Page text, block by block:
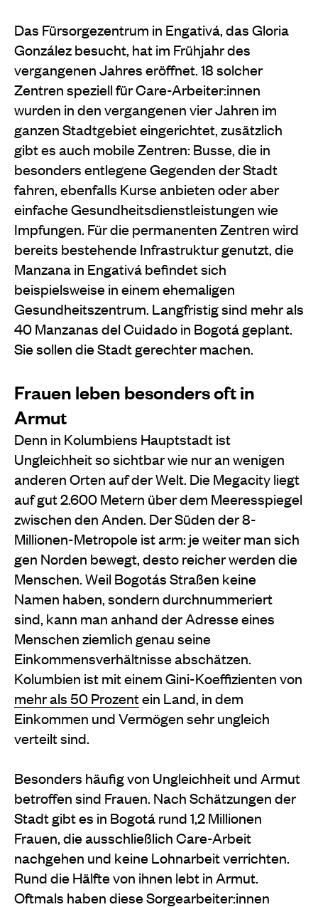
Das Fürsorgezentrum in Engativá, das Gloria
González besucht, hat im Frühjahr des
vergangenen Jahres eröffnet. 18 solcher
Zentren speziell für Care-Arbeiter:innen
wurden in den vergangenen vier Jahren im
ganzen Stadtgebiet eingerichtet, zusätzlich
gibt es auch mobile Zentren: Busse, die in
besonders entlegene Gegenden der Stadt
fahren, ebenfalls Kurse anbieten oder aber
einfache Gesundheitsdienstleistungen wie
Impfungen. Für die permanenten Zentren wird
bereits bestehende Infrastruktur genutzt, die
Manzana in Engativá befindet sich
beispielsweise in einem ehemaligen
Gesundheitszentrum. Langfristig sind mehr als
40 Manzanas del Cuidado in Bogotá geplant.
Sie sollen die Stadt gerechter machen.
Frauen leben besonders oft in
Armut
Denn in Kolumbiens Hauptstadt ist
Ungleichheit so sichtbar wie nur an wenigen
anderen Orten auf der Welt. Die Megacity liegt
auf gut 2.600 Metern über dem Meeresspiegel
zwischen den Anden. Der Süden der 8-
Millionen-Metropole ist arm: je weiter man sich
gen Norden bewegt, desto reicher werden die
Menschen. Weil Bogotás Straßen keine
Namen haben, sondern durchnummeriert
sind, kann man anhand der Adresse eines
Menschen ziemlich genau seine
Einkommensverhältnisse abschätzen.
Kolumbien ist mit einem Gini-Koeffizienten von
mehr als 50 Prozentein Land, in dem
Einkommen und Vermögen sehr ungleich
verteilt sind.
Besonders häufig von Ungleichheit und Armut
betroffen sind Frauen. Nach Schätzungen der
Stadt gibt es in Bogotá rund 1,2 Millionen
Frauen, die ausschließlich Care-Arbeit
nachgehen und keine Lohnarbeit verrichten.
Rund die Hälfte von ihnen lebt in Armut.
Oftmals haben diese Sorgearbeiter:innen